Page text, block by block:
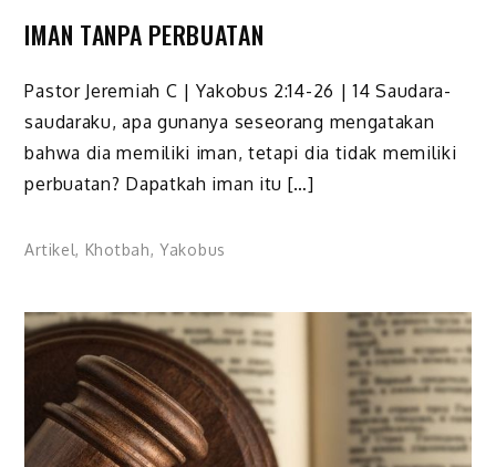
IMAN TANPA PERBUATAN
Pastor Jeremiah C | Yakobus 2:14-26 | 14 Saudara-
saudaraku, apa gunanya seseorang mengatakan
bahwa dia memiliki iman, tetapi dia tidak memiliki
perbuatan? Dapatkah iman itu […]
Artikel, Khotbah,Yakobus